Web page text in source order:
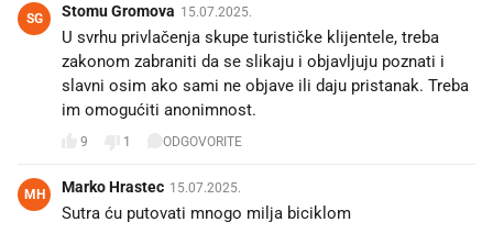
SG Stomu Gromova 15.07.2025.
U svrhu privlačenja skupe turističke klijentele, treba
zakonom zabraniti da se slikaju i objavljuju poznati i
slavni osim ako sami ne objave ili daju pristanak. Treba
im omogućiti anonimnost.
9 1 ODGOVORITE
MH Marko Hrastec 15.07.2025.
Sutra ću putovati mnogo milja biciklom